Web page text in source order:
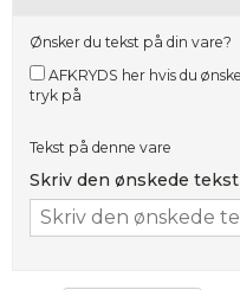
Ønsker du tekst på din vare?
tryk på
Tekst på denne vare
Skriv den ønskede tekst